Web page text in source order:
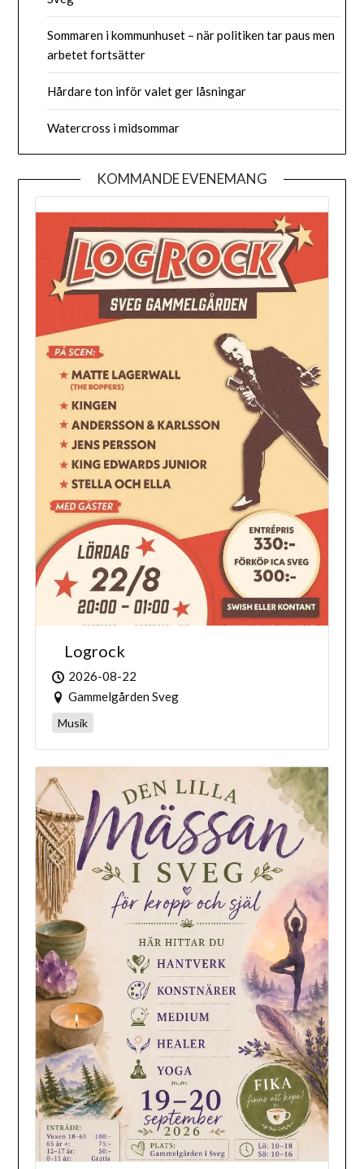
Sommaren i kommunhuset – när politiken tar paus men
arbetet fortsätter
Hårdare ton inför valet ger låsningar
Watercross i midsommar
KOMMANDE EVENEMANG
Logrock
2026-08-22
Gammelgården Sveg
Musik